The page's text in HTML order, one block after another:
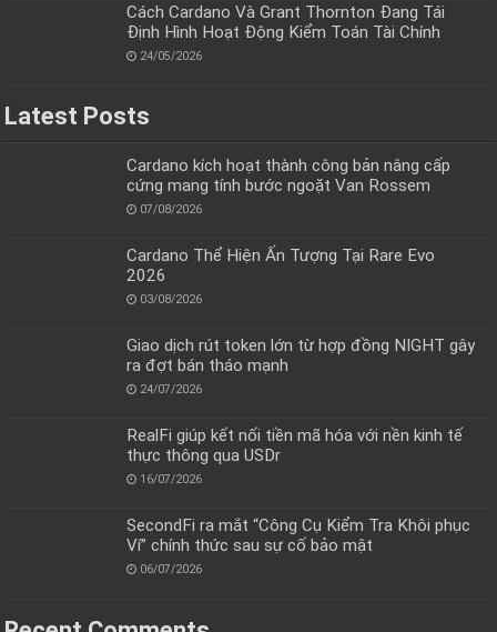
Cách Cardano Và Grant Thornton Đang Tái
Định Hình Hoạt Động Kiểm Toán Tài Chính
24/05/2026
Latest Posts
Cardano kích hoạt thành công bản nâng cấp
cứng mang tính bước ngoặt Van Rossem
07/08/2026
Cardano Thể Hiện Ấn Tượng Tại Rare Evo
2026
03/08/2026
Giao dịch rút token lớn từ hợp đồng NIGHT gây
ra đợt bán tháo mạnh
24/07/2026
RealFi giúp kết nối tiền mã hóa với nền kinh tế
thực thông qua USDr
16/07/2026
SecondFi ra mắt “Công Cụ Kiểm Tra Khôi phục
Ví” chính thức sau sự cố bảo mật
06/07/2026